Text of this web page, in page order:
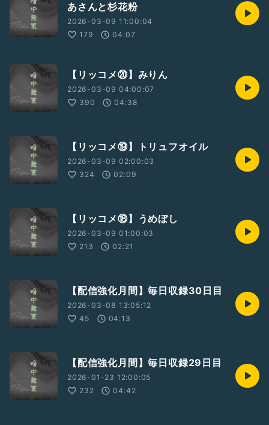
あさんと杉花粉
2026-03-09 11:00:04
179
04:07
【リッコメ⑳】みりん
2026-03-09 04:00:07
390
04:38
【リッコメ⑲】トリュフオイル
2026-03-09 02:00:03
324
02:09
【リッコメ⑱】うめぼし
2026-03-09 01:00:03
213
02:21
【配信強化月間】毎日収録30日目
2026-03-08 13:05:12
45
04:13
【配信強化月間】毎日収録29日目
2026-01-23 12:00:05
232
04:42